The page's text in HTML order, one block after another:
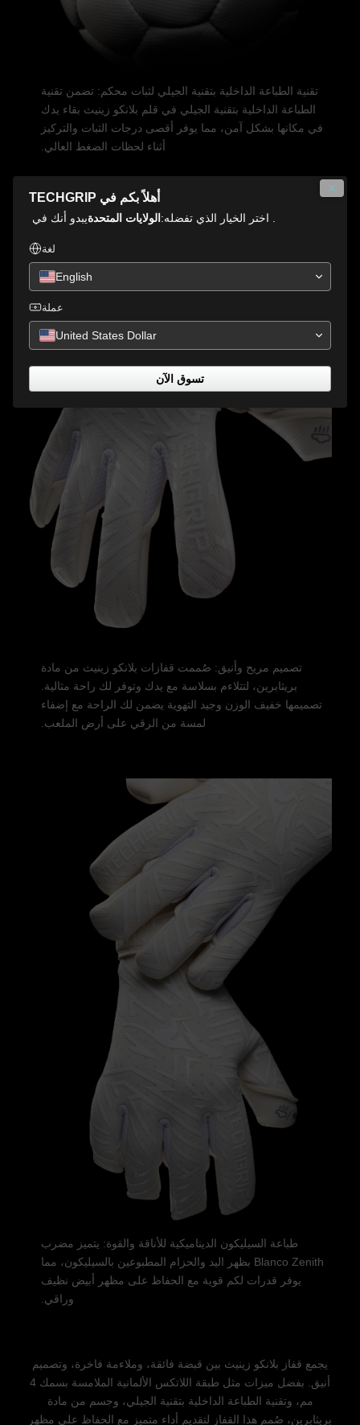
تقنية الطباعة الداخلية بتقنية الجيلي لثبات محكم: تضمن تقنية
الطباعة الداخلية بتقنية الجيلي في قلم بلانكو زينيث بقاء يدك
في مكانها بشكل آمن، مما يوفر أقصى درجات الثبات والتركيز
أثناء لحظات الضغط العالي.
تصميم مريح وأنيق: صُممت قفازات بلانكو زينيث من مادة
بريثابرين، لتتلاءم بسلاسة مع يدك وتوفر لك راحة مثالية.
تصميمها خفيف الوزن وجيد التهوية يضمن لك الراحة مع إضفاء
لمسة من الرقي على أرض الملعب.
طباعة السيليكون الديناميكية للأناقة والقوة: يتميز مضرب
Blanco Zenith بظهر اليد والحزام المطبوعين بالسيليكون، مما
يوفر قدرات لكم قوية مع الحفاظ على مظهر أبيض نظيف
وراقي.
يجمع قفاز بلانكو زينيث بين قبضة فائقة، وملاءمة فاخرة، وتصميم
أنيق. بفضل ميزات مثل طبقة اللاتكس الألمانية الملامسة بسمك 4
مم، وتقنية الطباعة الداخلية بتقنية الجيلي، وجسم من مادة
بريثابرين، صُمم هذا القفاز لتقديم أداء متميز مع الحفاظ على مظهر
أهلاً بكم في TECHGRIP
يبدو أنك فيالولايات المتحدة. اختر الخيار الذي تفضله:
لغة
English
عملة
United States Dollar
تسوق الآن